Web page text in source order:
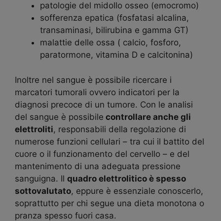
patologie del midollo osseo (emocromo)
sofferenza epatica (fosfatasi alcalina,
transaminasi, bilirubina e gamma GT)
malattie delle ossa ( calcio, fosforo,
paratormone, vitamina D e calcitonina)
Inoltre nel sangue è possibile ricercare i
marcatori tumorali ovvero indicatori per la
diagnosi precoce di un tumore. Con le analisi
del sangue è possibile controllare anche gli
elettroliti, responsabili della regolazione di
numerose funzioni cellulari – tra cui il battito del
cuore o il funzionamento del cervello – e del
mantenimento di una adeguata pressione
sanguigna. Il quadro elettrolitico è spesso
sottovalutato, eppure è essenziale conoscerlo,
soprattutto per chi segue una dieta monotona o
pranza spesso fuori casa.